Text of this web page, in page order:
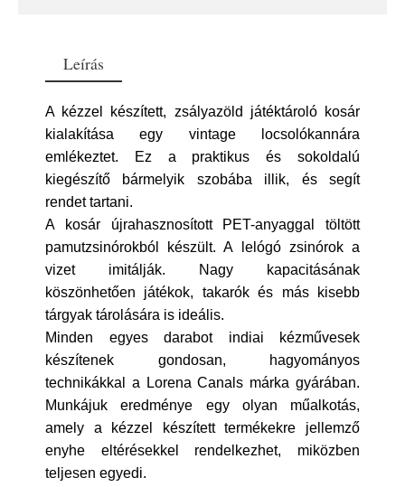
Leírás
A kézzel készített, zsályazöld játéktároló kosár
kialakítása egy vintage locsolókannára
emlékeztet. Ez a praktikus és sokoldalú
kiegészítő bármelyik szobába illik, és segít
rendet tartani.
A kosár újrahasznosított PET-anyaggal töltött
pamutzsinórokból készült. A lelógó zsinórok a
vizet imitálják. Nagy kapacitásának
köszönhetően játékok, takarók és más kisebb
tárgyak tárolására is ideális.
Minden egyes darabot indiai kézművesek
készítenek gondosan, hagyományos
technikákkal a Lorena Canals márka gyárában.
Munkájuk eredménye egy olyan műalkotás,
amely a kézzel készített termékekre jellemző
enyhe eltérésekkel rendelkezhet, miközben
teljesen egyedi.